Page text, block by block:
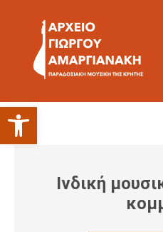
Ανοίξτε τη γραμμή εργαλείων
Ινδική